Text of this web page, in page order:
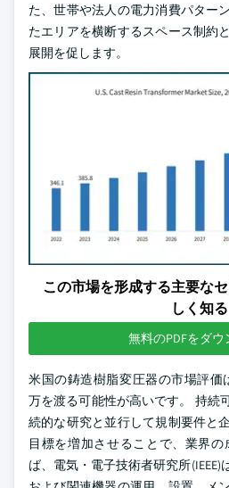
た、世帯や法人の電力消費パター
たエリアを横断するスペース制約
展開を促します。
この市場を形成する主要な
しく知る
無料のPDFをダウ
米国の鋳造樹脂変圧器の市場評価
万を渡る可能性が高いです。 持続
続的な研究と並行して規制要件と
目標を増加させることで、業界の
ば、電気・電子技術者研究所